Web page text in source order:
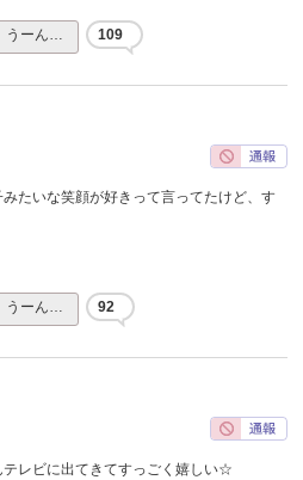
うーん… 109
たいな笑顔が好きって言ってたけど、す
うーん… 92
レビに出てきてすっごく嬉しい☆